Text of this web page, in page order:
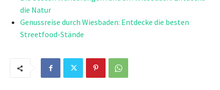
die Natur
Genussreise durch Wiesbaden: Entdecke die besten
Streetfood-Stände